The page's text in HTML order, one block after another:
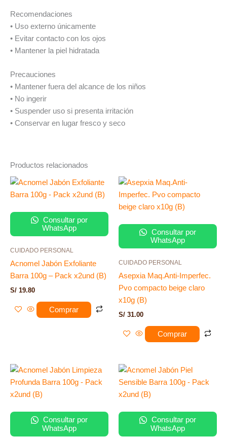
Recomendaciones
• Uso externo únicamente
• Evitar contacto con los ojos
• Mantener la piel hidratada
Precauciones
• Mantener fuera del alcance de los niños
• No ingerir
• Suspender uso si presenta irritación
• Conservar en lugar fresco y seco
Productos relacionados
Consultar por
WhatsApp
CUIDADO PERSONAL
Acnomel Jabón Exfoliante
Barra 100g – Pack x2und (B)
S/ 19.80
Comprar
Consultar por
WhatsApp
CUIDADO PERSONAL
Asepxia Maq.Anti-Imperfec.
Pvo compacto beige claro
x10g (B)
S/ 31.00
Comprar
Consultar por
WhatsApp
Consultar por
WhatsApp